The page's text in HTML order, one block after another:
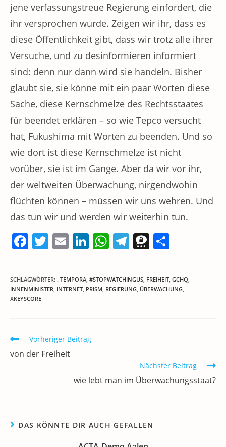
jene verfassungstreue Regierung einfordert, die
ihr versprochen wurde. Zeigen wir ihr, dass es
diese Öffentlichkeit gibt, dass wir trotz alle ihrer
Versuche, und zu desinformieren informiert
sind: denn nur dann wird sie handeln. Bisher
glaubt sie, sie könne mit ein paar Worten diese
Sache, diese Kernschmelze des Rechtsstaates
für beendet erklären – so wie Tepco versucht
hat, Fukushima mit Worten zu beenden. Und so
wie dort ist diese Kernschmelze ist nicht
vorüber, sie ist im Gange. Aber da wir vor ihr,
der weltweiten Überwachung, nirgendwohin
flüchten können – müssen wir uns wehren. Und
das tun wir und werden wir weiterhin tun.
F
c
e
b
o
k
T
itt
er
E
ai
l
Li
k
e
W
at
s
T
e
gr
T
re
e
le
n
SCHLAGWÖRTER: . TEMPORA #STOPWATCHINGUS FREIHEIT GCHQ
INNENMINISTER INTERNET PRISM REGIERUNG ÜBERWACHUNG
XKEYSCORE
Weitere
Artikel
ansehen
Vorheriger Beitrag
von der Freiheit
Nächster Beitrag
wie lebt man im Überwachungsstaat?
DAS KÖNNTE DIR AUCH GEFALLEN